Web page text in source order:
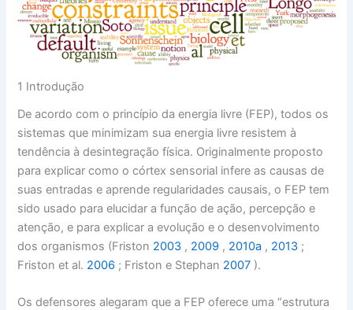
1 Introdução
De acordo com o princípio da energia livre (FEP), todos os
sistemas que minimizam sua energia livre resistem à
tendência à desintegração física. Originalmente proposto
para explicar como o córtex sensorial infere as causas de
suas entradas e aprende regularidades causais, o FEP tem
sido usado para elucidar a função de ação, percepção e
atenção, e para explicar a evolução e o desenvolvimento
dos organismos (Friston 2003 , 2009 , 2010a , 2013 ;
Friston et al. 2006 ; Friston e Stephan 2007 ).
Os defensores alegaram que a FEP oferece uma “estrutura